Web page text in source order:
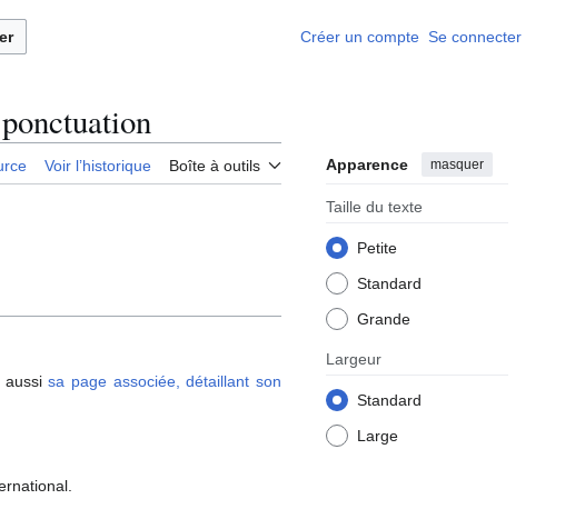
Créer un compte Se connecter
Voir l’historique Boîte à outils Apparence masquer
Taille du texte
Petite
Standard
Grande
Largeur
Standard
Large
aussisa page associée, détaillant son